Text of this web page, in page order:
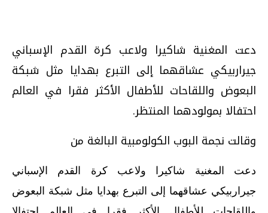
دعت المغنية شاكيرا ولاعب كرة القدم الإسباني
جيراربيكي عشاقهما إلى التبرع بهدايا مثل شبكة
البعوض واللقاحات للأطفال الأكثر فقرا في العالم
احتفالا بمولودهما المنتظر.
وقالت نجمة البوب الكولومبية البالغة من
دعت المغنية شاكيرا ولاعب كرة القدم الإسباني
جيراربيكي عشاقهما إلى التبرع بهدايا مثل شبكة البعوض